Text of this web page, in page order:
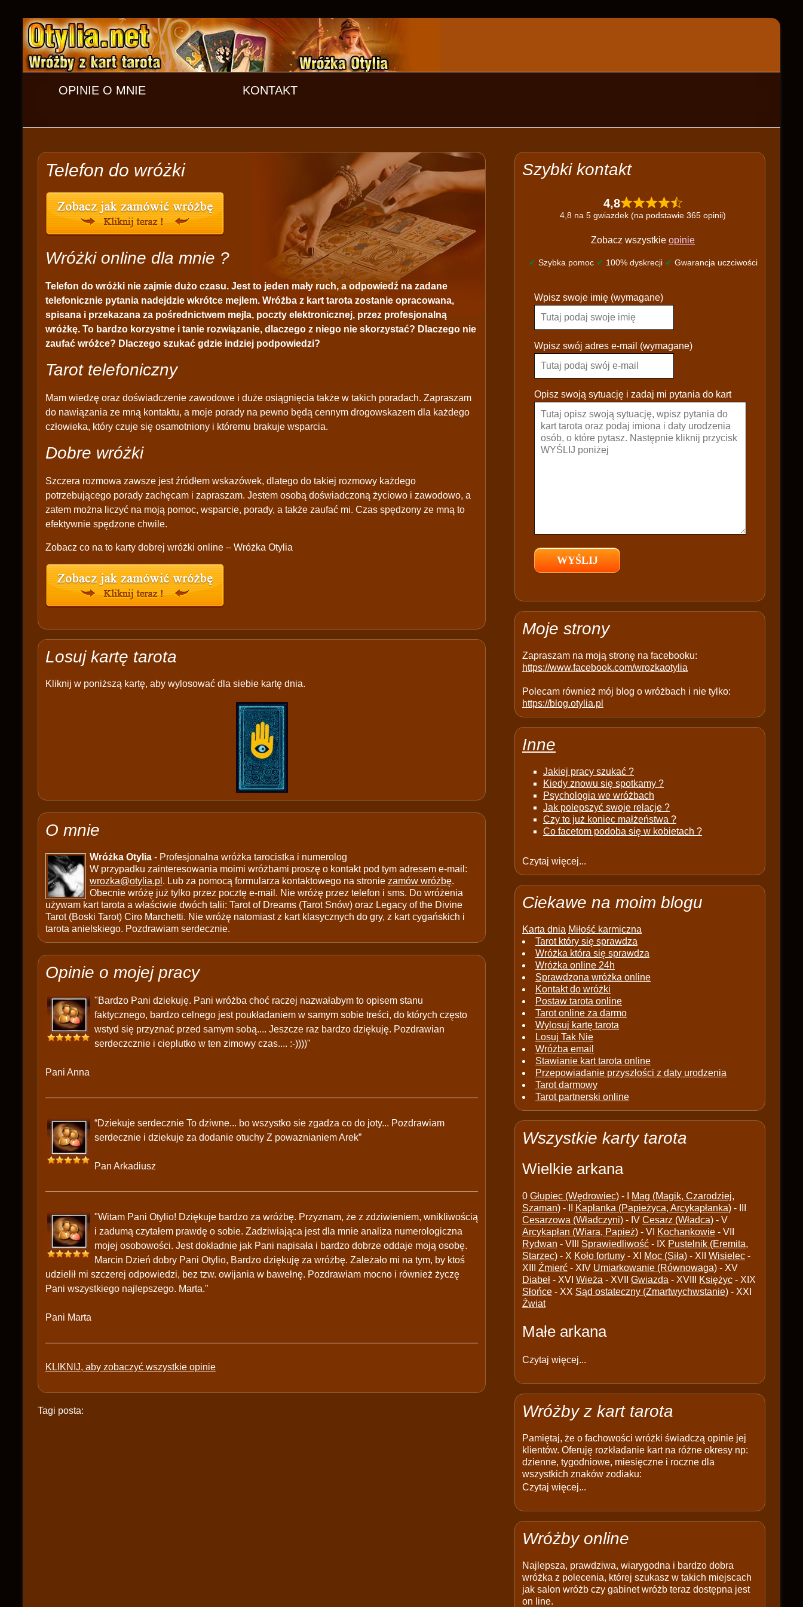
OPINIE O MNIE KONTAKT
Telefon do wróżki
Wróżki online dla mnie ?
Telefon do wróżki nie zajmie dużo czasu. Jest to jeden mały ruch, a odpowiedź na zadane
telefonicznie pytania nadejdzie wkrótce mejlem. Wróżba z kart tarota zostanie opracowana,
spisana i przekazana za pośrednictwem mejla, poczty elektronicznej, przez profesjonalną
wróżkę. To bardzo korzystne i tanie rozwiązanie, dlaczego z niego nie skorzystać? Dlaczego nie
zaufać wróżce? Dlaczego szukać gdzie indziej podpowiedzi?
Tarot telefoniczny
Mam wiedzę oraz doświadczenie zawodowe i duże osiągnięcia także w takich poradach. Zapraszam
do nawiązania ze mną kontaktu, a moje porady na pewno będą cennym drogowskazem dla każdego
człowieka, który czuje się osamotniony i któremu brakuje wsparcia.
Dobre wróżki
Szczera rozmowa zawsze jest źródłem wskazówek, dlatego do takiej rozmowy każdego
potrzebującego porady zachęcam i zapraszam. Jestem osobą doświadczoną życiowo i zawodowo, a
zatem można liczyć na moją pomoc, wsparcie, porady, a także zaufać mi. Czas spędzony ze mną to
efektywnie spędzone chwile.
Zobacz co na to karty dobrej wróżki online – Wróżka Otylia
Losuj kartę tarota
Kliknij w poniższą kartę, aby wylosować dla siebie kartę dnia.
O mnie
Wróżka Otylia - Profesjonalna wróżka tarocistka i numerolog
W przypadku zainteresowania moimi wróżbami proszę o kontakt pod tym adresem e-mail:
wrozka@otylia.pl . Lub za pomocą formularza kontaktowego na stronie zamów wróżbę.
Obecnie wróżę już tylko przez pocztę e-mail. Nie wróżę przez telefon i sms. Do wróżenia
używam kart tarota a właściwie dwóch talii: Tarot of Dreams (Tarot Snów) oraz Legacy of the Divine
Tarot (Boski Tarot) Ciro Marchetti. Nie wróżę natomiast z kart klasycznych do gry, z kart cygańskich i
tarota anielskiego. Pozdrawiam serdecznie.
Opinie o mojej pracy
"Bardzo Pani dziekuję. Pani wróżba choć raczej nazwałabym to opisem stanu
faktycznego, bardzo celnego jest poukładaniem w samym sobie treści, do których często
wstyd się przyznać przed samym sobą.... Jeszcze raz bardzo dziękuję. Pozdrawian
serdeczcznie i cieplutko w ten zimowy czas.... :-))))"
Pani Anna
“Dziekuje serdecznie To dziwne... bo wszystko sie zgadza co do joty... Pozdrawiam
serdecznie i dziekuje za dodanie otuchy Z powaznianiem Arek”
Pan Arkadiusz
"Witam Pani Otylio! Dziękuje bardzo za wróżbę. Przyznam, że z zdziwieniem, wnikliwością
i zadumą czytałem prawdę o sobie. Zadziwiająca jest dla mnie analiza numerologiczna
mojej osobowości. Jest dokładnie jak Pani napisała i bardzo dobrze oddaje moją osobę.
Marcin Dzień dobry Pani Otylio, Bardzo dziękuję za wróżbę. Zależało mi na tym, by ktoś
udzielił mi szczerej odpowiedzi, bez tzw. owijania w bawełnę. Pozdrawiam mocno i również życzę
Pani wszystkiego najlepszego. Marta."
Pani Marta
KLIKNIJ, aby zobaczyć wszystkie opinie
Tagi posta:
Szybki kontakt
4,8
4,8 na 5 gwiazdek (na podstawie 365 opinii)
Zobacz wszystkie opinie
✔ Szybka pomoc ✔ 100% dyskrecji ✔ Gwarancja uczciwości
l
a
s
e
a
e
e
p
y
Wpisz swoje imię (wymagane)
Wpisz swój adres e-mail (wymagane)
Opisz swoją sytuację i zadaj mi pytania do kart
Moje strony
Zapraszam na moją stronę na facebooku:
https://www.facebook.com/wrozkaotylia
Polecam również mój blog o wróżbach i nie tylko:
https://blog.otylia.pl
Inne
Jakiej pracy szukać ?
Kiedy znowu się spotkamy ?
Psychologia we wróżbach
Jak polepszyć swoje relacje ?
Czy to już koniec małżeństwa ?
Co facetom podoba się w kobietach ?
Czytaj więcej...
Ciekawe na moim blogu
Karta dnia Miłość karmiczna
Tarot który się sprawdza
Wróżka która się sprawdza
Wróżka online 24h
Sprawdzona wróżka online
Kontakt do wróżki
Postaw tarota online
Tarot online za darmo
Wylosuj kartę tarota
Losuj Tak Nie
Wróżba email
Stawianie kart tarota online
Przepowiadanie przyszłości z daty urodzenia
Tarot darmowy
Tarot partnerski online
Wszystkie karty tarota
Wielkie arkana
0 Głupiec (Wędrowiec) - I
Mag (Magik, Czarodziej,
Szaman) - II Kapłanka (Papieżyca, Arcykapłanka) - III
Cesarzowa (Władczyni) - IV Cesarz (Władca) - V
Arcykapłan (Wiara, Papież) - VI Kochankowie - VII
Rydwan - VIII Sprawiedliwość - IX Pustelnik (Eremita,
Starzec) - X Koło fortuny - XI Moc (Siła) - XII Wisielec -
XIII Źmierć - XIV Umiarkowanie (Równowaga) - XV
Diabeł - XVI Wieża - XVII Gwiazda - XVIII Księżyc - XIX
Słońce - XX Sąd ostateczny (Zmartwychwstanie) - XXI
Źwiat
Małe arkana
Czytaj więcej...
Wróżby z kart tarota
Pamiętaj, że o fachowości wróżki świadczą opinie jej
klientów. Oferuję rozkładanie kart na różne okresy np:
dzienne, tygodniowe, miesięczne i roczne dla
wszystkich znaków zodiaku:
Czytaj więcej...
Wróżby online
Najlepsza, prawdziwa, wiarygodna i bardzo dobra
wróżka z polecenia, której szukasz w takich miejscach
jak salon wróżb czy gabinet wróżb teraz dostępna jest
on line.